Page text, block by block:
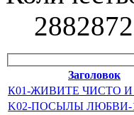
2882872
Заголовок
К01-ЖИВИТЕ ЧИСТО
K02-ПОСЫЛЫ ЛЮБВИ-